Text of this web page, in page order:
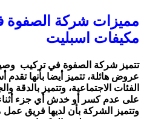
مميزات شركة الصفوة
مكيفات اسبليت
تتميز شركة الصفوة فيتركيب
عروض هائلة، تتميز أيضا بأنها
الفئات الاجتماعية، وتتميز بالدقة
على عدم كسر أو خدش أي جزء أثناء
وتتميز الشركة بأن لديها فريق